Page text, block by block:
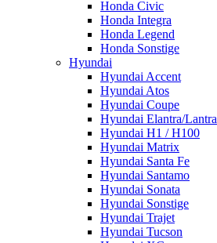
Honda Civic
Honda Integra
Honda Legend
Honda Sonstige
Hyundai
Hyundai Accent
Hyundai Atos
Hyundai Coupe
Hyundai Elantra/Lantra
Hyundai H1 / H100
Hyundai Matrix
Hyundai Santa Fe
Hyundai Santamo
Hyundai Sonata
Hyundai Sonstige
Hyundai Trajet
Hyundai Tucson